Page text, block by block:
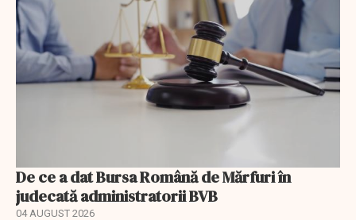
De ce a dat Bursa Română de Mărfuri în
judecată administratorii BVB
04 AUGUST 2026